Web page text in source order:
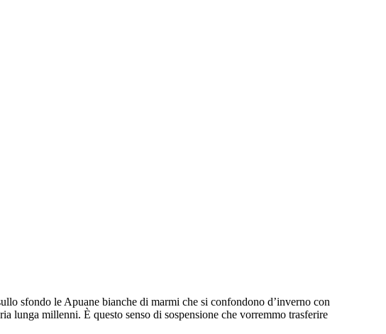
sfondo le Apuane bianche di marmi che si confondono d’inverno con
lunga millenni. È questo senso di sospensione che vorremmo trasferire